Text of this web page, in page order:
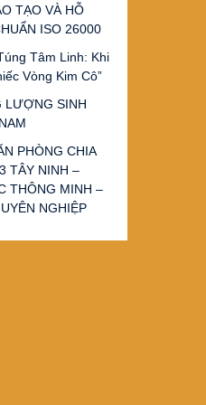
TẠO VÀ HỖ
ISO 26000
Tâm Linh: Khi
Vòng Kim Cô”
LƯỢNG SINH
PHÒNG CHIA
TÂY NINH –
THÔNG MINH –
NGHIỆP